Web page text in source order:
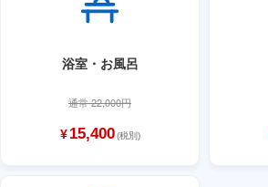
浴室・お風呂
通常 22,000円
¥ 15,400 (税別)